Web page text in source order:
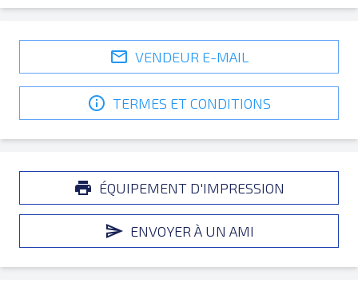
VENDEUR E-MAIL
TERMES ET CONDITIONS
ÉQUIPEMENT D'IMPRESSION
ENVOYER À UN AMI